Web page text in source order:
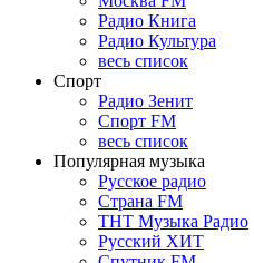
Радио Книга
Радио Культура
весь список
Спорт
Радио Зенит
Спорт FM
весь список
Популярная музыка
Русское радио
Страна FM
ТНТ Музыка Радио
Русский ХИТ